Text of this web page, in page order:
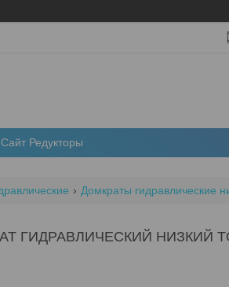
Сайт Редукторы
Домкраты гидравлические
ГИДРАВЛИЧЕСКИЙ НИЗКИЙ